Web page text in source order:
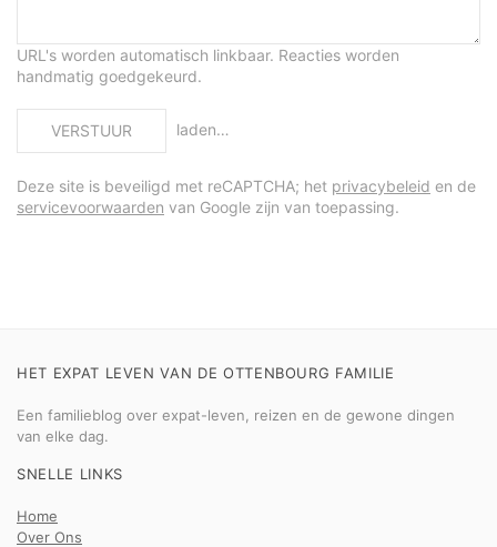
URL's worden automatisch linkbaar. Reacties worden
handmatig goedgekeurd.
VERSTUUR laden…
Deze site is beveiligd met reCAPTCHA; het privacybeleid en de
servicevoorwaarden van Google zijn van toepassing.
HET EXPAT LEVEN VAN DE OTTENBOURG FAMILIE
Een familieblog over expat-leven, reizen en de gewone dingen
van elke dag.
SNELLE LINKS
Home
Over Ons